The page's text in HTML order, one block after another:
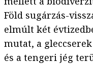
Föld sugárzás-
elmúlt két
mutat, a
és a tengeri jég